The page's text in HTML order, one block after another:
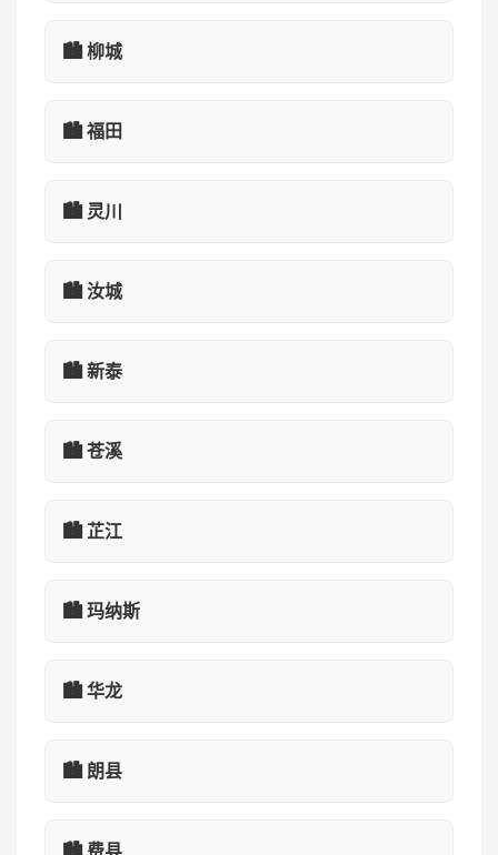
🏙️ 柳城
🏙️ 福田
🏙️ 灵川
🏙️ 汝城
🏙️ 新泰
🏙️ 苍溪
🏙️ 芷江
🏙️ 玛纳斯
🏙️ 华龙
🏙️ 朗县
🏙️ 费县